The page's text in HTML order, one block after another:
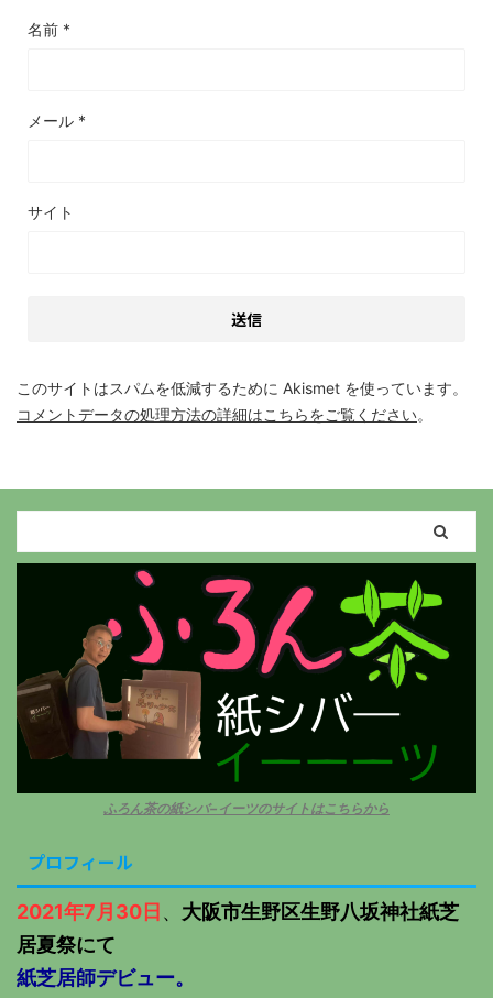
名前 *
メール *
サイト
このサイトはスパムを低減するために Akismet を使っています。
コメントデータの処理方法の詳細はこちらをご覧ください。
ふろん茶の紙シバ−イーツのサイトはこちらから
プロフィール
2021年7月30日 、 大阪市生野区生野八坂神社紙芝
居夏祭にて
紙芝居師デビュー。